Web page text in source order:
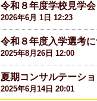
令和８年度学校見学
2026年6月 1日 12:23
令和８年度入学選考
2025年8月26日 12:00
夏期コンサルテーシ
2025年6月14日 20:01